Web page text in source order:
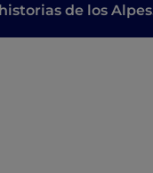
historias de los Alpes